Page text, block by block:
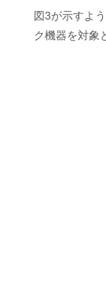
図3が示すよ
ク機器を対象